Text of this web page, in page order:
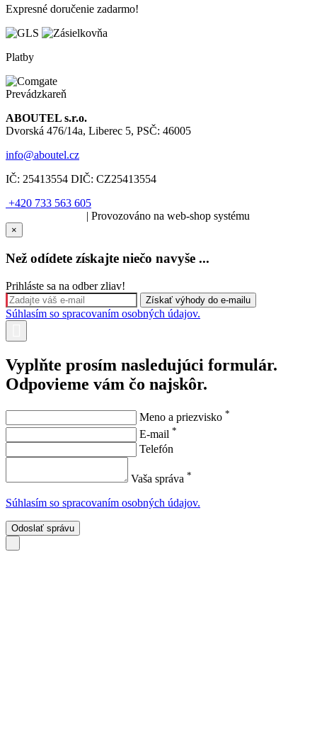
Expresné doručenie zadarmo!
Platby
Prevádzkareň
ABOUTEL s.r.o.
Dvorská 476/14a, Liberec 5, PSČ: 46005
info@aboutel.cz
IČ: 25413554 DIČ: CZ25413554
+420 733 563 605
| Provozováno na web-shop systému
×
Než odídete získajte niečo navyše ...
Prihláste sa na odber zliav!
Súhlasím so spracovaním osobných údajov.
Vyplňte prosím nasledujúci formulár.
Odpovieme vám čo najskôr.
Meno a priezvisko *
E-mail *
Telefón
Vaša správa *
Súhlasím so spracovaním osobných údajov.